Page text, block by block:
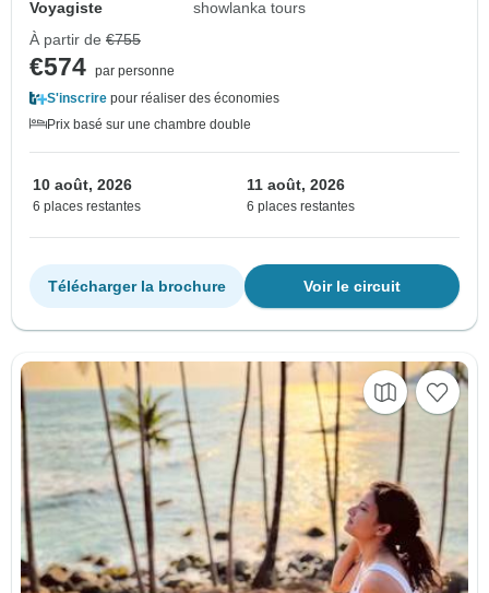
Voyagiste
showlanka tours
À partir de €755
€574 par personne
S'inscrire pour réaliser des économies
Prix basé sur une chambre double
10 août, 2026
6 places restantes
11 août, 2026
6 places restantes
Voir le circuit
Télécharger la brochure